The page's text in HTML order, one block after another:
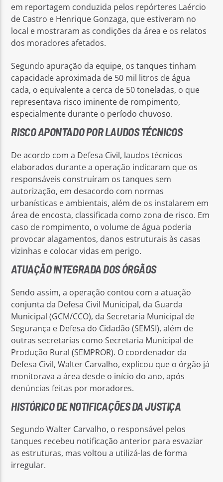
em reportagem conduzida pelos repórteres Laércio
de Castro e Henrique Gonzaga, que estiveram no
local e mostraram as condições da área e os relatos
dos moradores afetados.
Segundo apuração da equipe, os tanques tinham
capacidade aproximada de 50 mil litros de água
cada, o equivalente a cerca de 50 toneladas, o que
representava risco iminente de rompimento,
especialmente durante o período chuvoso.
RISCO APONTADO POR LAUDOS TÉCNICOS
De acordo com a Defesa Civil, laudos técnicos
elaborados durante a operação indicaram que os
responsáveis construíram os tanques sem
autorização, em desacordo com normas
urbanísticas e ambientais, além de os instalarem em
área de encosta, classificada como zona de risco. Em
caso de rompimento, o volume de água poderia
provocar alagamentos, danos estruturais às casas
vizinhas e colocar vidas em perigo.
ATUAÇÃO INTEGRADA DOS ÓRGÃOS
Sendo assim, a operação contou com a atuação
conjunta da Defesa Civil Municipal, da Guarda
Municipal (GCM/CCO), da Secretaria Municipal de
Segurança e Defesa do Cidadão (SEMSI), além de
outras secretarias como Secretaria Municipal de
Produção Rural (SEMPROR). O coordenador da
Defesa Civil, Walter Carvalho, explicou que o órgão já
monitorava a área desde o início do ano, após
denúncias feitas por moradores.
HISTÓRICO DE NOTIFICAÇÕES DA JUSTIÇA
Segundo Walter Carvalho, o responsável pelos
tanques recebeu notificação anterior para esvaziar
as estruturas, mas voltou a utilizá-las de forma
irregular.